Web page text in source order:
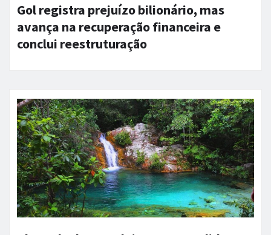
Gol registra prejuízo bilionário, mas
avança na recuperação financeira e
conclui reestruturação